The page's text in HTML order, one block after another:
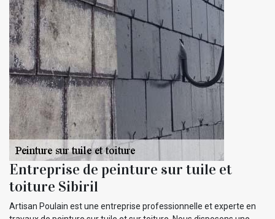
Entreprise de peinture sur tuile et
toiture Sibiril
Artisan Poulain est une entreprise professionnelle et experte en